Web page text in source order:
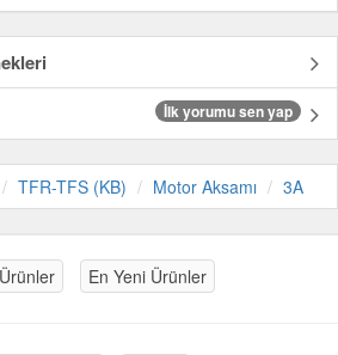
İlk yorumu sen yap
TFR-TFS (KB) Motor Aksamı 3A
En Yeni Ürünler